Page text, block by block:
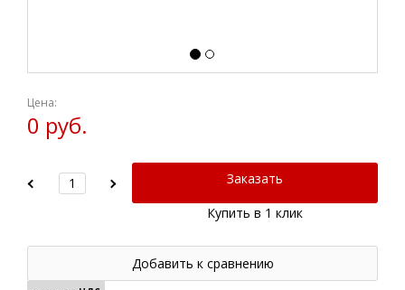
Цена:
0 руб.
Заказать
Купить в 1 клик
Добавить к сравнению